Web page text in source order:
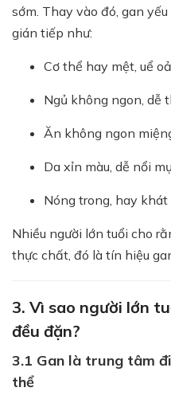
sớm. Thay vào đó, gan
gián tiếp như:
Cơ thể hay mệt, uể
Ngủ không ngon, dễ
Ăn không ngon
Da xỉn màu, dễ nổi
Nóng trong, hay khát
Nhiều người lớn tuổi cho
thực chất, đó là tín hiệu
3. Vì sao người lớn
đều đặn?
3.1 Gan là trung tâm
thể